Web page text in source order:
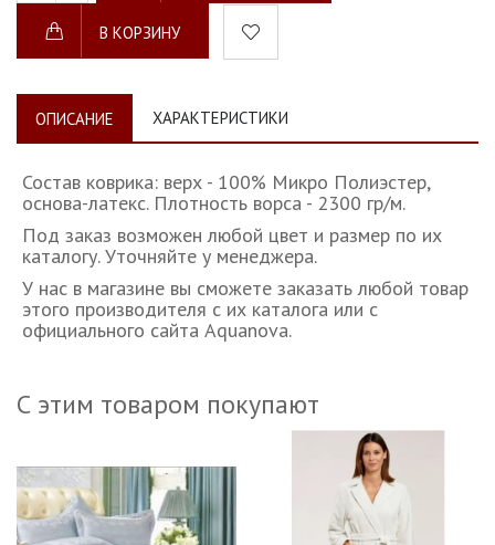
В КОРЗИНУ
ОПИСАНИЕ ХАРАКТЕРИСТИКИ
Состав коврика: верх - 100% Микро Полиэстер,
основа-латекс. Плотность ворса - 2300 гр/м.
Под заказ возможен любой цвет и размер по их
каталогу. Уточняйте у менеджера.
У нас в магазине вы сможете заказать любой товар
этого производителя с их каталога или с
официального сайта Aquanova.
С этим товаром покупают